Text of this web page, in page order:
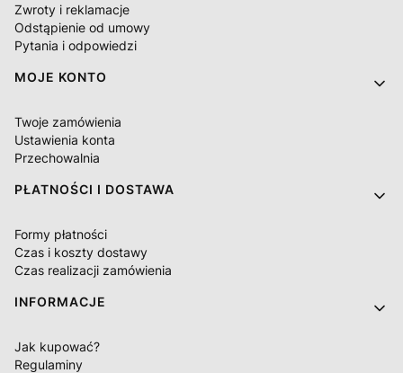
Zwroty i reklamacje
Odstąpienie od umowy
Pytania i odpowiedzi
MOJE KONTO
Twoje zamówienia
Ustawienia konta
Przechowalnia
PŁATNOŚCI I DOSTAWA
Formy płatności
Czas i koszty dostawy
Czas realizacji zamówienia
INFORMACJE
Jak kupować?
Regulaminy